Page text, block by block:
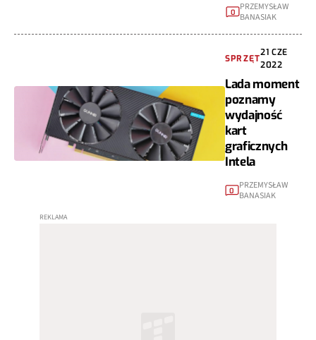
0
PRZEMYSŁAW
BANASIAK
SPRZĘT
21 CZE
2022
Lada moment
poznamy
wydajność
kart
graficznych
Intela
0
PRZEMYSŁAW
BANASIAK